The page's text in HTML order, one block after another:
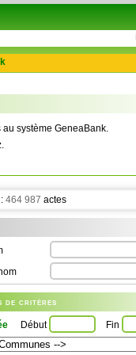
au système GeneaBank.
464 987 actes
de critères
Début Fin